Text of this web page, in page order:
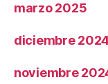
marzo 2025
diciembre
noviembre